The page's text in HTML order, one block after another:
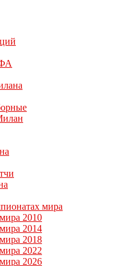
мира
2010
2014
2018
2022
2026